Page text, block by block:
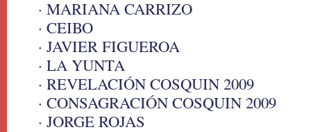
· MARIANA CARRIZO
· CEIBO
· JAVIER FIGUEROA
· LA YUNTA
· REVELACIÓN COSQUIN 2009
· CONSAGRACIÓN COSQUIN 2009
· JORGE ROJAS